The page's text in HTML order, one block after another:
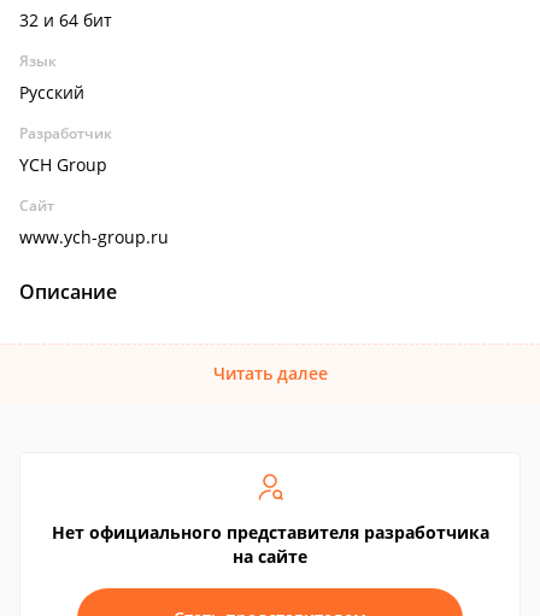
32 и 64 бит
Язык
Русский
Разработчик
YCH Group
Сайт
www.ych-group.ru
Описание
Читать далее
Нет официального представителя разработчика
на сайте